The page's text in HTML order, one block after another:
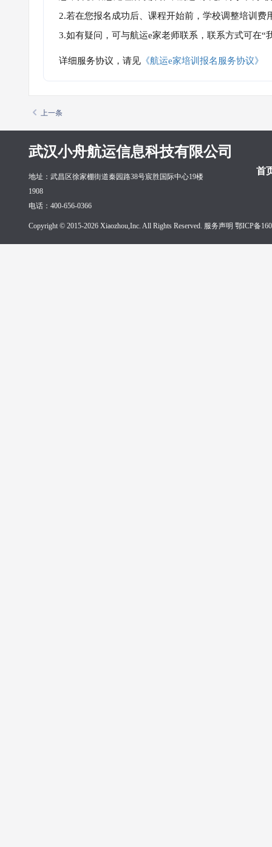
2.若在您报名成功后、课程开始前，学校调整培训
3.如有疑问，可与航运e家老师联系，联系方式可在
详细服务协议，请见 《航运e家培训报名服务协议》
上一条
武汉小舟航运信息科技有限公司
首
地址：武昌区徐家棚街道秦园路38号宸胜国际中心19楼
1908
电话：400-656-0366
Copyright © 2015-2026 Xiaozhou,Inc. All Rights Reserved. 服务声明 鄂ICP备